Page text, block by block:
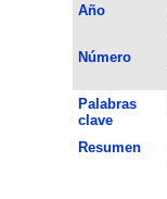
Año
Número
Palabras
clave
Resumen